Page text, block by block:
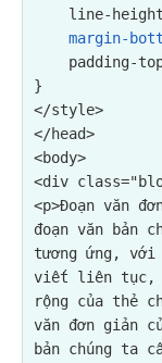
margin-
}
</style>
</head>
<div
<p>Đoạn văn
đoạn văn bản
tương ứng, với
viết liên tục,
rộng của thẻ
văn đơn giản
bản chúng ta